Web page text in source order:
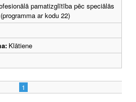
pamatizglītība pēc speciālās
ar kodu 22)
Klātiene
1